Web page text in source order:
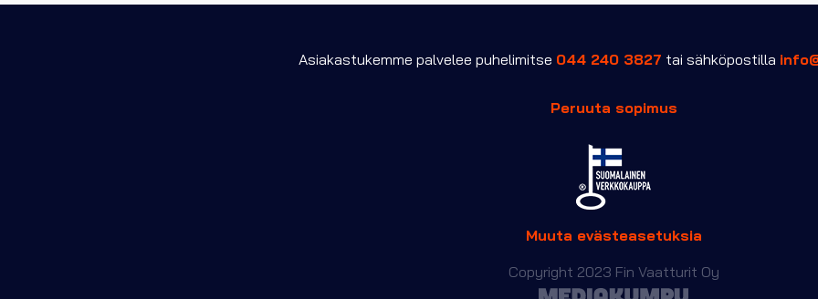
Asiakastukemme palvelee puhelimitse 044 240 3827 tai sähköpostilla
Peruuta sopimus
Muuta evästeasetuksia
Copyright 2023 Fin Vaatturit Oy